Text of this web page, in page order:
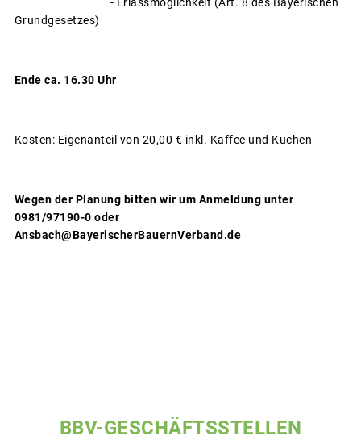
Grundgesetzes)
Ende ca. 16.30 Uhr
Kosten: Eigenanteil von 20,00 € inkl. Kaffee und Kuchen
Wegen der Planung bitten wir um Anmeldung unter
0981/97190-0 oder
Ansbach@BayerischerBauernVerband.de
BBV-GESCHÄFTSSTELLEN